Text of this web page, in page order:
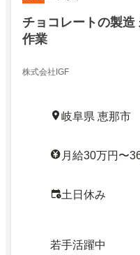
チョコレートの製
作業
株式会社IGF
岐阜県 恵那市
月給30万円〜
土日休み
若手活躍中